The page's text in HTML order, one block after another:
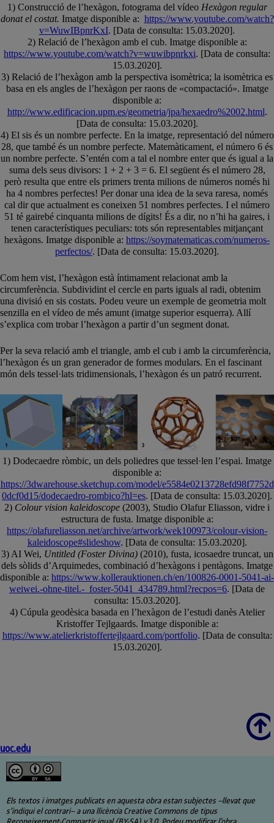
1) Construcció de l’hexàgon, fotograma del vídeo Hexàgon regular
donat el costat. Imatge disponible a: https://www.youtube.com/watch?
v=WuwIBpnrKxI. [Data de consulta: 15.03.2020].
2) Relació de l’hexàgon amb el cub. Imatge disponible a:
https://www.youtube.com/watch?v=wuwibpnrkxi. [Data de consulta:
15.03.2020].
3) Relació de l’hexàgon amb la perspectiva isomètrica; la isomètrica es
basa en els angles de l’hexàgon per raons de «compactació». Imatge
disponible a:
http://www.edificacion.upm.es/geometria/jpa/hexaedro%2002.html.
[Data de consulta: 15.03.2020].
4) El sis és un nombre perfecte. En la imatge, representació del número
28, que també és un nombre perfecte. Matemàticament, el número 6 és
un nombre perfecte. S’entén com a tal el nombre enter que és igual a la
suma dels seus divisors: 1 + 2 + 3 = 6. El següent és el número 28,
però resulta que entre els primers trenta milions de números només hi
ha 4 nombres perfectes! Per donar una idea de la seva raresa, només
cal dir que actualment es coneixen 51 nombres perfectes. I el número
51 té gairebé cinquanta milions de dígits! És a dir, no n’hi ha gaires, i
tenen característiques peculiars: tots són representables mitjançant
hexàgons. Imatge disponible a: https://soymatematicas.com/numeros-
perfectos/. [Data de consulta: 15.03.2020].
Com hem vist, l’hexàgon està íntimament relacionat amb la
circumferència. Subdividint el cercle en parts iguals al radi, obtenim
una divisió en sis costats. Podeu veure un exemple de geometria molt
senzilla en el vídeo de més amunt (imatge superior esquerra). Allí
s’explica com trobar l’hexàgon a partir d’un segment donat.
Per la seva relació amb el triangle, amb el cub i amb la circumferència,
l’hexàgon és un gran generador de formes modulars. En el fascinant
món dels tessel·lats tridimensionals, l’hexàgon és un patró recurrent.
1) Dodecaedre ròmbic, un dels poliedres que tessel·len l’espai. Imatge
disponible a:
https://3dwarehouse.sketchup.com/model/e5584e0213728efd98f7752d
0dcf0d15/dodecaedro-rombico?hl=es. [Data de consulta: 15.03.2020].
2) Colour vision kaleidoscope (2003), Studio Olafur Eliasson, vidre i
estructura de fusta. Imatge disponible a:
https://olafureliasson.net/archive/artwork/wek100973/colour-vision-
kaleidoscope#slideshow. [Data de consulta: 15.03.2020].
3) AI Wei, Untitled (Foster Divina)(2010), fusta, icosaedre truncat, un
dels sòlids d’Arquimedes, combinació d’hexàgons i pentàgons. Imatge
disponible a: https://www.kollerauktionen.ch/en/100826-0001-5041-ai-
weiwei.-ohne-titel.-_foster-5041_434789.html?recpos=6. [Data de
consulta: 15.03.2020].
4) Cúpula geodèsica basada en l’hexàgon de l’estudi danès Atelier
Kristoffer Tejlgaards. Imatge disponible a:
https://www.atelierkristoffertejlgaard.com/portfolio. [Data de consulta:
15.03.2020].
Scroll
uoc.edu
Els textos i imatges publicats en aquesta obra estan subjectes –llevat que
s’indiqui el contrari– a una llicència Creative Commons de tipus